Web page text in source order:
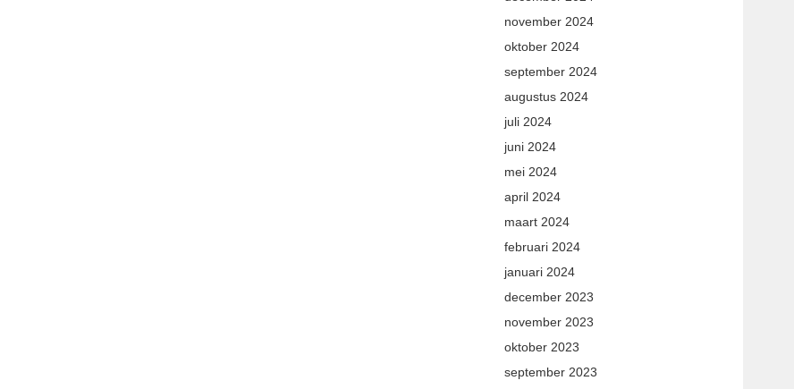
november 2024
oktober 2024
september 2024
augustus 2024
juli 2024
juni 2024
mei 2024
april 2024
maart 2024
februari 2024
januari 2024
december 2023
november 2023
oktober 2023
september 2023